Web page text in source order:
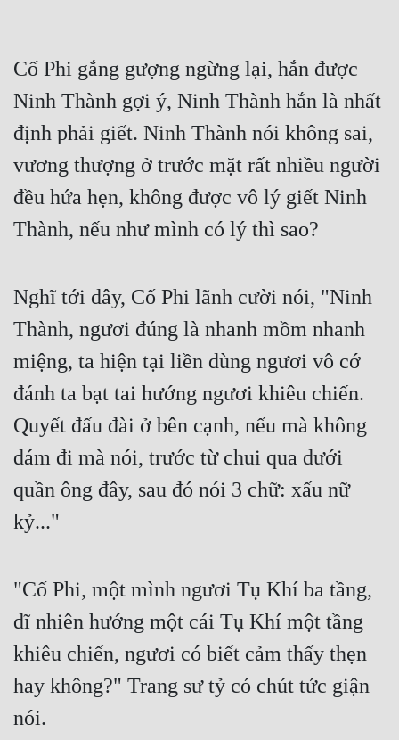
Truyện ngắn
Xa Lộ Dịch
Cung Đấu
Cạnh Kỹ
Cổ Tiên Hiệp
Du Hí
Dã Sử
Gia Đấu
Góc Nhìn Nam
Góc Nhìn Nữ
Huyền Nghi
Huyền Ảo
Hài Hước
Hệ Thống
Cố Phi gắng gượng ngừng lại, hắn được
Ninh Thành gợi ý, Ninh Thành hắn là nhất
định phải giết. Ninh Thành nói không sai,
vương thượng ở trước mặt rất nhiều người
đều hứa hẹn, không được vô lý giết Ninh
Thành, nếu như mình có lý thì sao?
Nghĩ tới đây, Cố Phi lãnh cười nói, "Ninh
Thành, ngươi đúng là nhanh mồm nhanh
miệng, ta hiện tại liền dùng ngươi vô cớ
đánh ta bạt tai hướng ngươi khiêu chiến.
Quyết đấu đài ở bên cạnh, nếu mà không
dám đi mà nói, trước từ chui qua dưới
quần ông đây, sau đó nói 3 chữ: xấu nữ
kỷ..."
"Cố Phi, một mình ngươi Tụ Khí ba tầng,
dĩ nhiên hướng một cái Tụ Khí một tầng
khiêu chiến, ngươi có biết cảm thấy thẹn
hay không?" Trang sư tỷ có chút tức giận
nói.